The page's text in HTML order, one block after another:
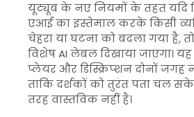
यूट्यूब के नए नियमों के तहत यदि
एआई का इस्तेमाल करके किसी
चेहरा या घटना को बदला गया है,
विशेष AI लेबल दिखाया जाएगा।
प्लेयर और डिस्क्रिप्शन दोनों
ताकि दर्शकों को तुरंत पता चल
तरह वास्तविक नहीं है।